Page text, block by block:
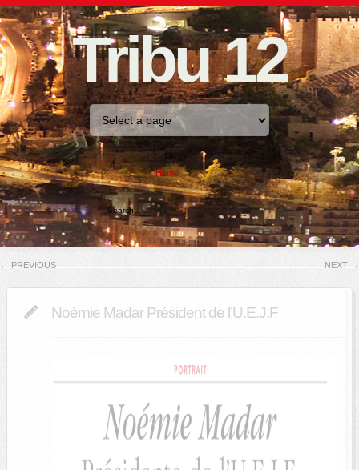
Tribu 12
Home
← PREVIOUS NEXT →
Noémie Madar Président de l’U.E.J.F